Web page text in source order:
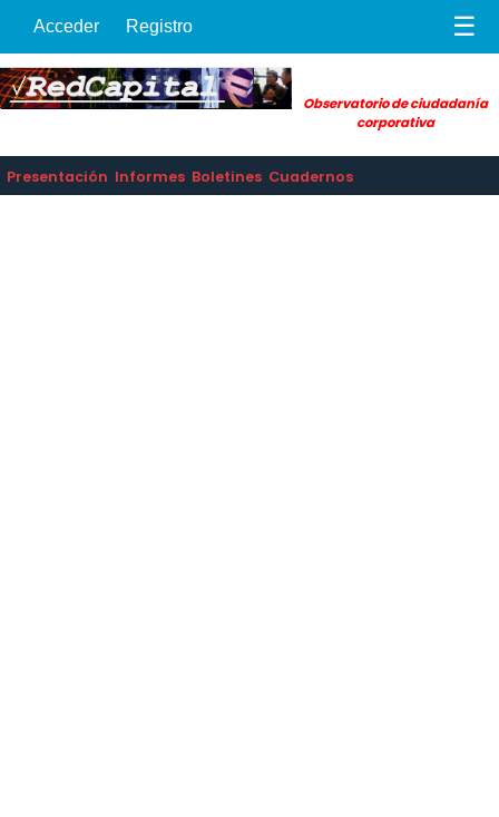
Acceder Registro ☰
Observatorio de ciudadanía
corporativa
Presentación Informes Boletines Cuadernos